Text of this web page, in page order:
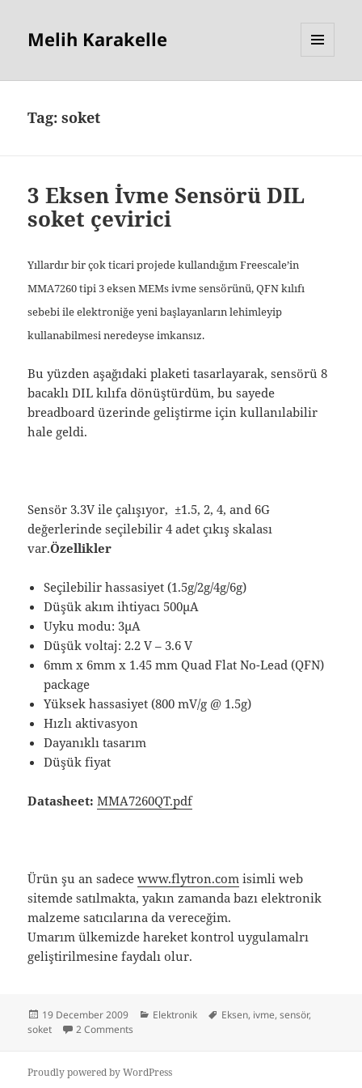
Melih Karakelle
Tag:soket
3 Eksen İvme Sensörü DIL
soket çevirici
Yıllardır bir çok ticari projede kullandığım Freescale’in
MMA7260 tipi 3 eksen MEMs ivme sensörünü, QFN kılıfı
sebebi ile elektroniğe yeni başlayanların lehimleyip
kullanabilmesi neredeyse imkansız.
Bu yüzden aşağıdaki plaketi tasarlayarak, sensörü 8
bacaklı DIL kılıfa dönüştürdüm, bu sayede
breadboard üzerinde geliştirme için kullanılabilir
hale geldi.
Sensör 3.3V ile çalışıyor, ±1.5, 2, 4, and 6G
değerlerinde seçilebilir 4 adet çıkış skalası
var.Özellikler
Seçilebilir hassasiyet (1.5g/2g/4g/6g)
Düşük akım ihtiyacı 500µA
Uyku modu: 3µA
Düşük voltaj: 2.2 V – 3.6 V
6mm x 6mm x 1.45 mm Quad Flat No-Lead (QFN)
package
Yüksek hassasiyet (800 mV/g @ 1.5g)
Hızlı aktivasyon
Dayanıklı tasarım
Düşük fiyat
Datasheet: MMA7260QT.pdf
Ürün şu an sadecewww.flytron.com isimli web
sitemde satılmakta, yakın zamanda bazı elektronik
malzeme satıcılarına da vereceğim.
Umarım ülkemizde hareket kontrol uygulamalrı
geliştirilmesine faydalı olur.
Posted
on
19 December 2009 Categories
Elektronik Tags
Eksen, ivme,sensör,
soket
2 Comments
Proudly powered by WordPress